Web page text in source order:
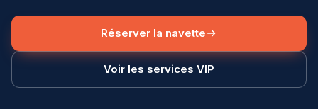
Réserver la navette
Voir les services VIP